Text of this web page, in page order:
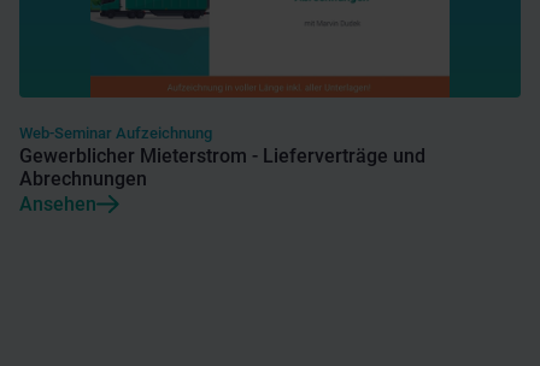
Web-Seminar Aufzeichnung
Gewerblicher Mieterstrom - Lieferverträge und
Abrechnungen
Ansehen